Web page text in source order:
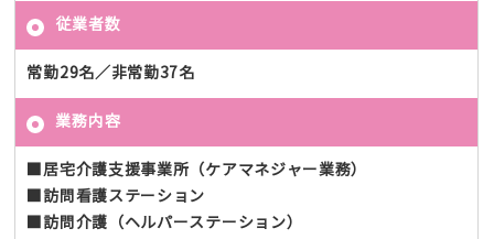
従業者数
常勤29名／非常勤37名
業務内容
■居宅介護支援事業所（ケアマネジャー業務）
■訪問看護ステーション
■訪問介護（ヘルパーステーション）